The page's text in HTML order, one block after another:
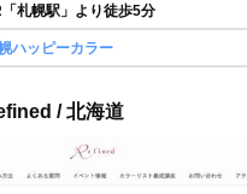
札幌駅」より徒歩5分
ハッピーカラー
/ 北海道